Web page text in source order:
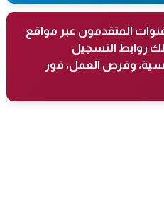
المتقدمون عبر مواقع
روابط التسجيل
وفرص العمل، فور